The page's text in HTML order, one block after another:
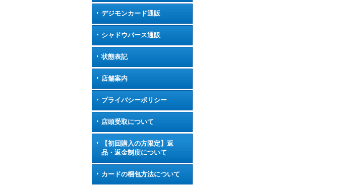
デジモンカード通販
シャドウバース通販
状態表記
店舗案内
プライバシーポリシー
店頭受取について
【初回購入の方限定】返
品・返金制度について
カードの梱包方法について